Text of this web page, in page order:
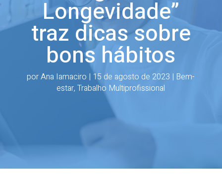
Longevidade”
traz dicas sobre
bons hábitos
porAna Iamaciro | 15 de agosto de 2023 | Bem-
estar,Trabalho Multiprofissional